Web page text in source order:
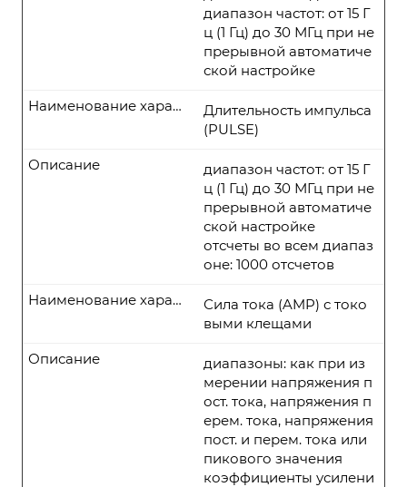
диапазон частот: от 15 Г
ц (1 Гц) до 30 МГц при не
прерывной автоматиче
ской настройке
Длительность импульса
(PULSE)
Наименование характеристики
диапазон частот: от 15 Г
ц (1 Гц) до 30 МГц при не
прерывной автоматиче
ской настройке
отсчеты во всем диапаз
оне: 1000 отсчетов
Описание
Сила тока (AMP) с токо
выми клещами
Наименование характеристики
диапазоны: как при из
мерении напряжения п
ост. тока, напряжения п
ерем. тока, напряжения
пост. и перем. тока или
пикового значения
коэффициенты усилени
Описание